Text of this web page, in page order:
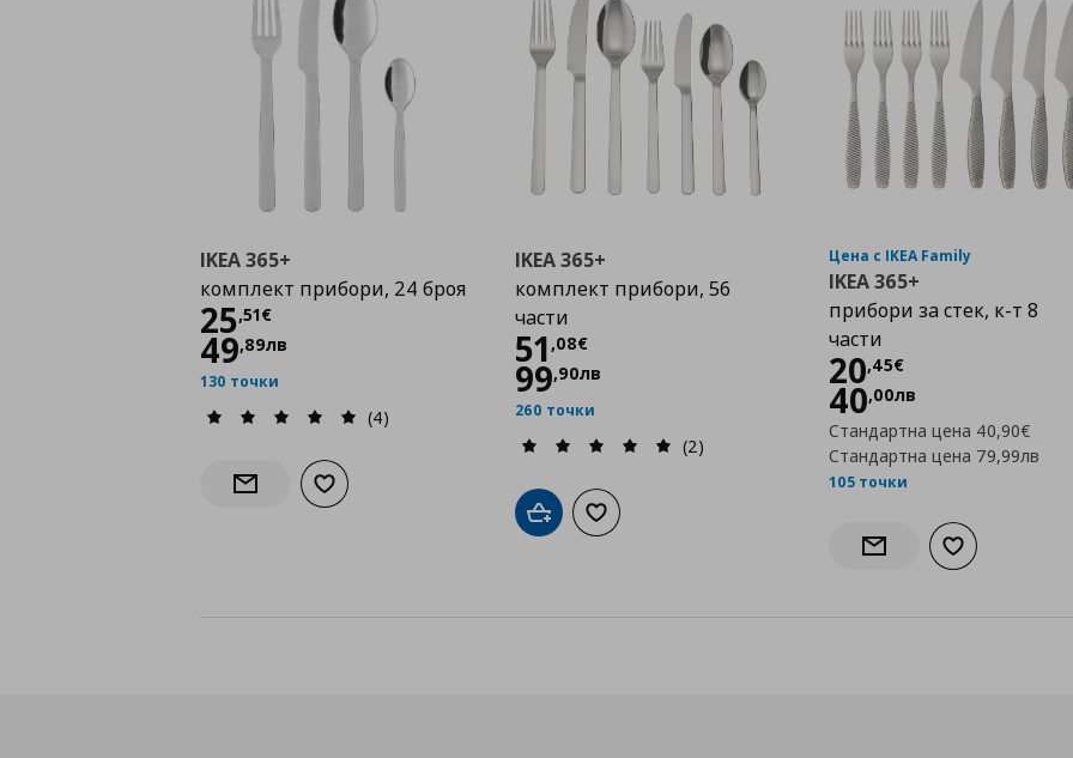
IKEA 365+
комплект прибори, 24 броя
25,51€
Цена
49,89лв
130 точки
(4)
Информирай ме за наличност
Добави към списъка с любими
IKEA 365+
комплект прибори, 56
части
51 ,08€
Цена
99,90лв
260 точки
(2)
Добави в кошницата
Добави към списъка с любими
Цена с IKEA Family
IKEA 365+
прибори за стек, к-т 8
части
20,45€
Цена
40,00лв
Стандартна цена 40,90€
Стандартна цена 79,99лв
105 точки
Информирай ме за
Добави към